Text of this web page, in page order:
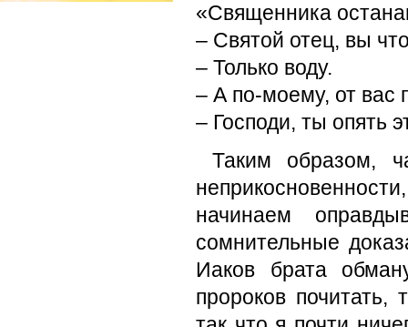
«Священника
– Святой отец, вы
– Только воду.
– А по-моему, от вас
– Господи, ты опять
Таким образом,
начинаем
сомнительные
Иаков брата
пророков